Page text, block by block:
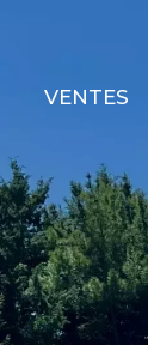
VENTES